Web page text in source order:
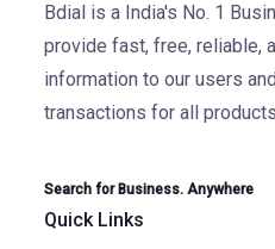
Bdial is a India's No. 1
provide fast, free, reliable,
information to our users
transactions for all
Search for Business. Anywhere
Quick Links